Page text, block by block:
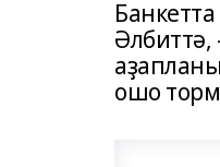
Әлбиттә,
ошо